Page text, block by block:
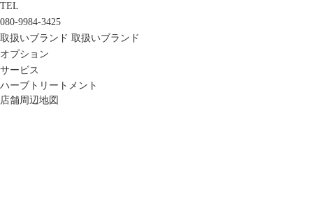
TEL
080-9984-3425
取扱いブランド 取扱いブランド
オプション
サービス
ハーブトリートメント
店舗周辺地図